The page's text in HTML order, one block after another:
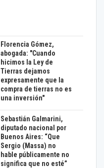
Florencia Gómez,
abogada: "Cuando
hicimos la Ley de
Tierras dejamos
expresamente que la
compra de tierras no es
una inversión"
Sebastián Galmarini,
diputado nacional por
Buenos Aires: “Que
Sergio (Massa) no
hable públicamente no
significa que no esté”